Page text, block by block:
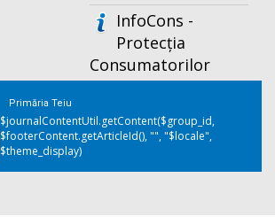
InfoCons -
Protecția
Consumatorilor
Primăria Teiu
$journalContentUtil.getContent($group_id,
$footerContent.getArticleId(), "", "$locale",
$theme_display)